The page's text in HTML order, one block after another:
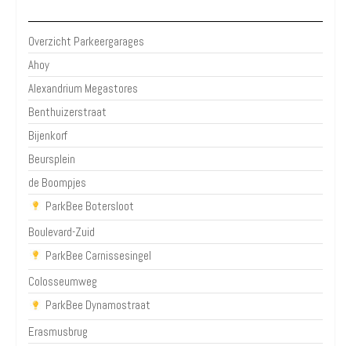
Overzicht Parkeergarages
Ahoy
Alexandrium Megastores
Benthuizerstraat
Bijenkorf
Beursplein
de Boompjes
ParkBee Botersloot
Boulevard-Zuid
ParkBee Carnissesingel
Colosseumweg
ParkBee Dynamostraat
Erasmusbrug